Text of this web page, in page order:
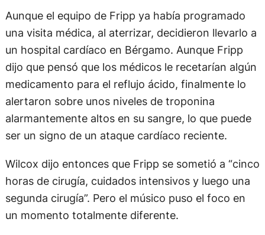
Aunque el equipo de Fripp ya había programado
una visita médica, al aterrizar, decidieron llevarlo a
un hospital cardíaco en Bérgamo. Aunque Fripp
dijo que pensó que los médicos le recetarían algún
medicamento para el reflujo ácido, finalmente lo
alertaron sobre unos niveles de troponina
alarmantemente altos en su sangre, lo que puede
ser un signo de un ataque cardíaco reciente.
Wilcox dijo entonces que Fripp se sometió a “cinco
horas de cirugía, cuidados intensivos y luego una
segunda cirugía”. Pero el músico puso el foco en
un momento totalmente diferente.